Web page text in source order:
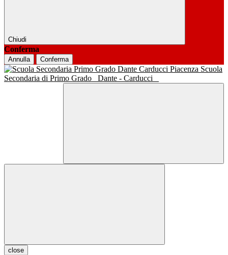
Chiudi
Conferma
Annulla Conferma
Scuola
Secondaria di Primo Grado
Dante - Carducci
close